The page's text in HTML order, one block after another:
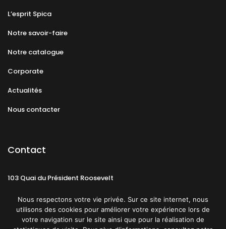
L’esprit Spica
Notre savoir-faire
Notre catalogue
Corporate
Actualités
Nous contacter
Contact
103 Quai du Président Roosevelt
Nous respectons votre vie privée. Sur ce site internet, nous
utilisons des cookies pour améliorer votre expérience lors de
votre navigation sur le site ainsi que pour la réalisation de